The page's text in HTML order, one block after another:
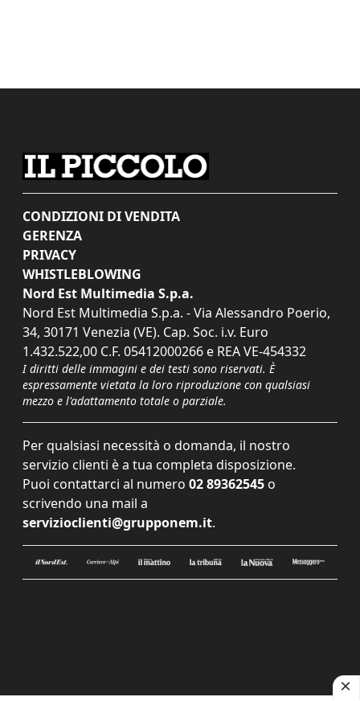
CONDIZIONI DI VENDITA
GERENZA
PRIVACY
WHISTLEBLOWING
Nord Est Multimedia S.p.a.
Nord Est Multimedia S.p.a. - Via Alessandro Poerio,
34, 30171 Venezia (VE). Cap. Soc. i.v. Euro
1.432.522,00 C.F. 05412000266 e REA VE-454332
I diritti delle immagini e dei testi sono riservati. È
espressamente vietata la loro riproduzione con qualsiasi
mezzo e l'adattamento totale o parziale.
Per qualsiasi necessità o domanda, il nostro
servizio clienti è a tua completa disposizione.
Puoi contattarci al numero 02 89362545 o
scrivendo una mail a
servizioclienti@grupponem.it.